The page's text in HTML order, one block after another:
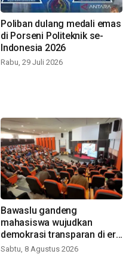
Poliban dulang medali emas
di Porseni Politeknik se-
Indonesia 2026
Rabu, 29 Juli 2026
Bawaslu gandeng
mahasiswa wujudkan
demokrasi transparan di era
digital
Sabtu, 8 Agustus 2026